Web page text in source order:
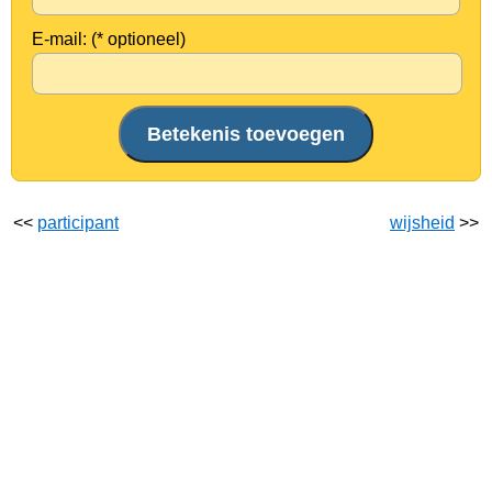
E-mail: (* optioneel)
<< participant wijsheid >>